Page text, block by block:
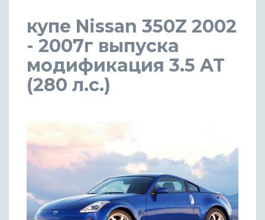
купе Nissan 350Z 2002
- 2007г выпуска
модификация 3.5 AT
(280 л.с.)